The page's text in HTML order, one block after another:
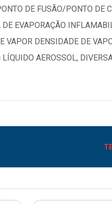
DE FUSÃO/PONTO DE
DE EVAPORAÇÃO
DENSIDADE DE
AEROSSOL,